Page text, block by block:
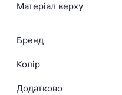
Матеріал верху
Бренд
Колір
Додатково